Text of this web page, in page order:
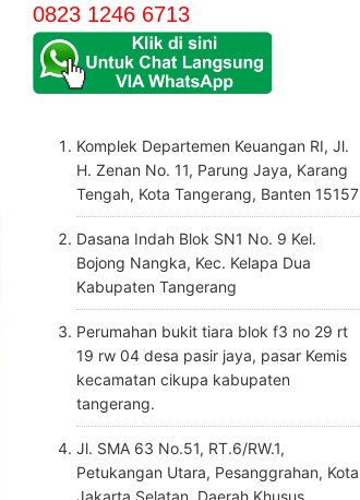
0823 1246 6713
Komplek Departemen Keuangan RI, Jl.
H. Zenan No. 11, Parung Jaya, Karang
Tengah, Kota Tangerang, Banten 15157
Dasana Indah Blok SN1 No. 9 Kel.
Bojong Nangka, Kec. Kelapa Dua
Kabupaten Tangerang
Perumahan bukit tiara blok f3 no 29 rt
19 rw 04 desa pasir jaya, pasar Kemis
kecamatan cikupa kabupaten
tangerang.
Jl. SMA 63 No.51, RT.6/RW.1,
Petukangan Utara, Pesanggrahan, Kota
Jakarta Selatan, Daerah Khusus